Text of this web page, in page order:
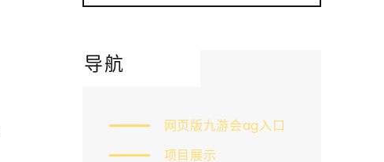
导航
网页版九游会ag入口
项目展示